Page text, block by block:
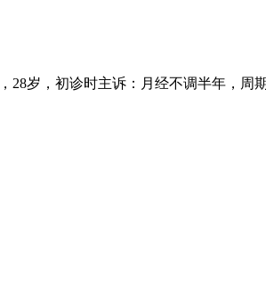
岁，初诊时主诉：月经不调半年，周